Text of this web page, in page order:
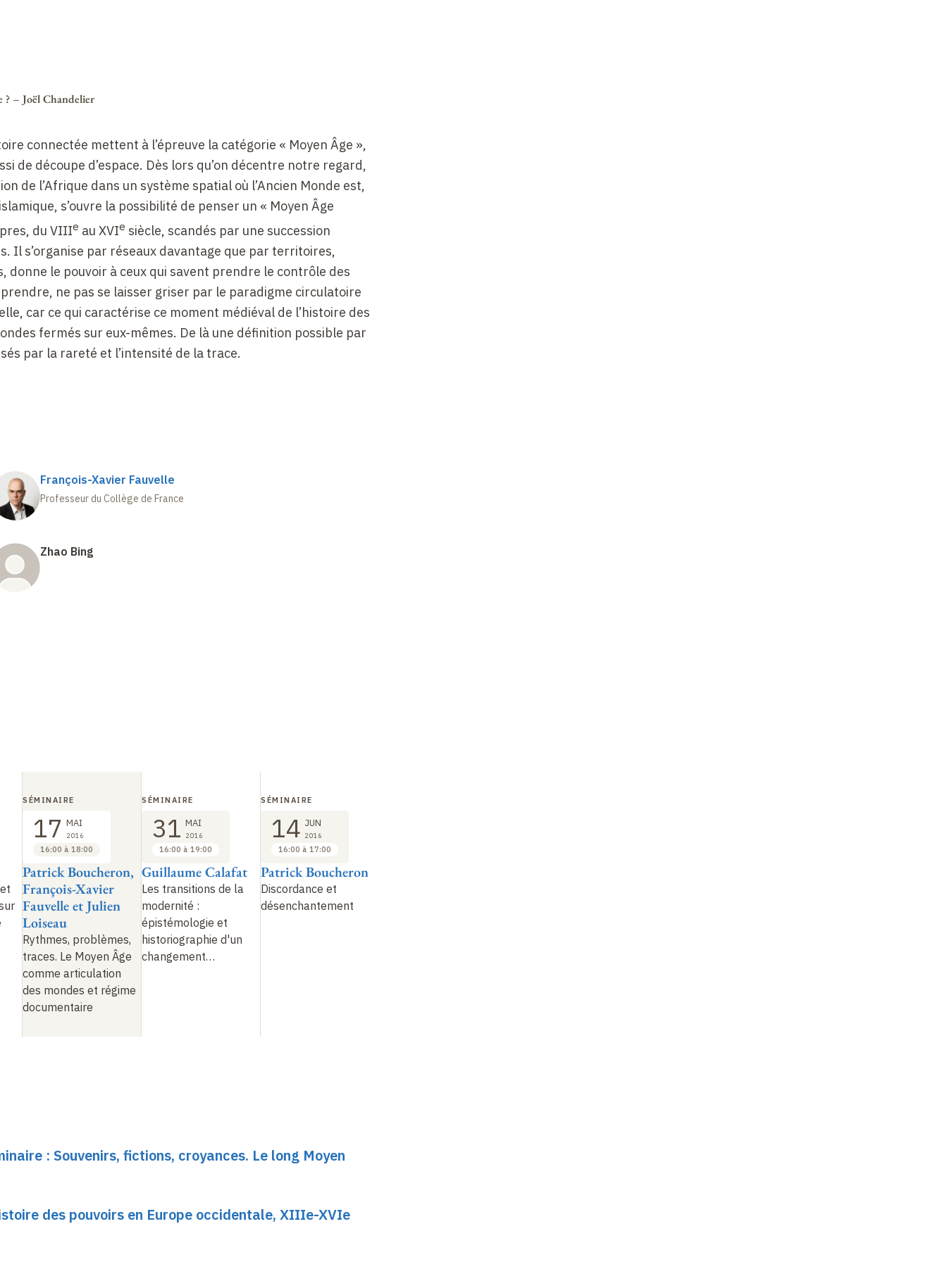
– Joël Chandelier
connectée mettent à l’épreuve la catégorie « Moyen Âge »,
de découpe d’espace. Dès lors qu’on décentre notre regard,
de l’Afrique dans un système spatial où l’Ancien Monde est,
s’ouvre la possibilité de penser un « Moyen Âge
du VIIIe au XVIe siècle, scandés par une succession
Il s’organise par réseaux davantage que par territoires,
donne le pouvoir à ceux qui savent prendre le contrôle des
ne pas se laisser griser par le paradigme circulatoire
car ce qui caractérise ce moment médiéval de l’histoire des
fermés sur eux-mêmes. De là une définition possible par
par la rareté et l’intensité de la trace.
François-Xavier Fauvelle
Professeur du Collège de France
Zhao Bing
Rythmes, problèmes,
traces. Le Moyen Âge
comme articulation
des mondes et régime
documentaire
Patrick Boucheron,
François-Xavier
Fauvelle et Julien
Loiseau
SÉMINAIRE
17 MAI
2016
16:00 à 18:00
Les transitions de la
modernité :
épistémologie et
historiographie d'un
changement…
Guillaume Calafat
SÉMINAIRE
31 MAI
2016
16:00 à 19:00
Discordance et
désenchantement
Patrick Boucheron
SÉMINAIRE
14 JUN
2016
16:00 à 17:00
: Souvenirs, fictions, croyances. Le long Moyen
des pouvoirs en Europe occidentale, XIIIe-XVIe